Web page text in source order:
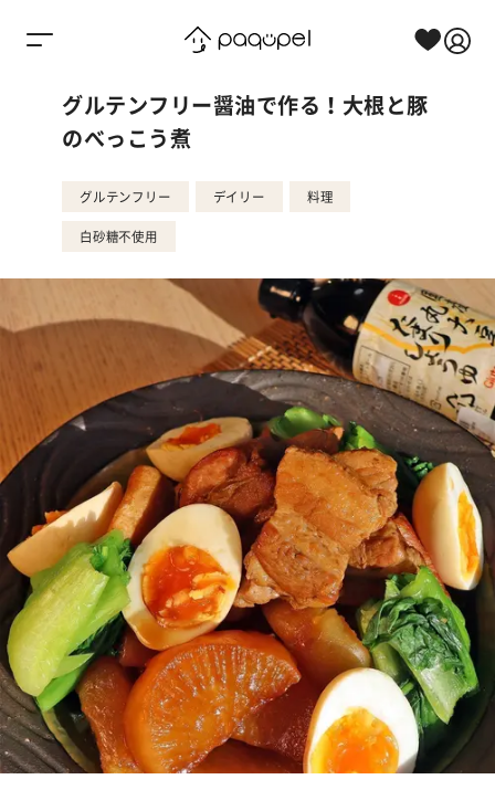
グルテンフリー醤油で作る！大根と豚
のべっこう煮
グルテンフリー デイリー 料理
白砂糖不使用